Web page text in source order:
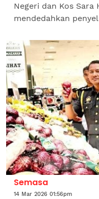
Negeri dan Kos Sara
mendedahkan
Waja dan Iswara
Semasa
14 Mar 2026 01:56pm